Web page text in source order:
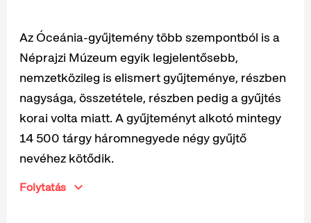
Az Óceánia-gyűjtemény több szempontból is a
Néprajzi Múzeum egyik legjelentősebb,
nemzetközileg is elismert gyűjteménye, részben
nagysága, összetétele, részben pedig a gyűjtés
korai volta miatt. A gyűjteményt alkotó mintegy
14 500 tárgy háromnegyede négy gyűjtő
nevéhez kötődik.
Folytatás